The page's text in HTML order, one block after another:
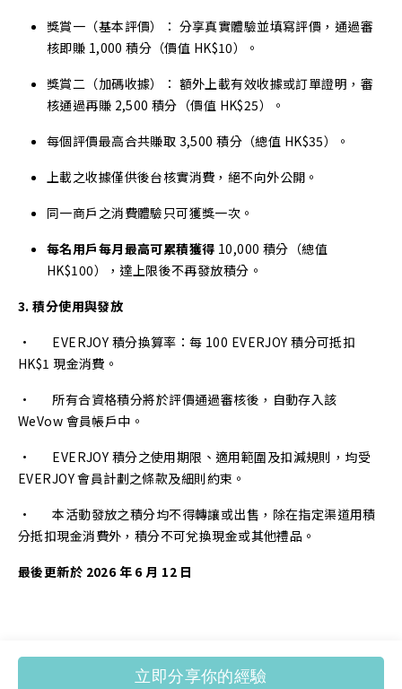
獎賞一（基本評價）： 分享真實體驗並填寫評價，通過審
核即賺 1,000 積分（價值 HK$10）。
獎賞二（加碼收據）： 額外上載有效收據或訂單證明，審
核通過再賺 2,500 積分（價值 HK$25）。
每個評價最高合共賺取 3,500 積分（總值 HK$35）。
上載之收據僅供後台核實消費，絕不向外公開。
同一商戶之消費體驗只可獲獎一次。
每名用戶每月最高可累積獲得 10,000 積分（總值
HK$100），達上限後不再發放積分。
3. 積分使用與發放
· EVERJOY 積分換算率：每 100 EVERJOY 積分可抵扣
HK$1 現金消費。
· 所有合資格積分將於評價通過審核後，自動存入該
WeVow 會員帳戶中。
· EVERJOY 積分之使用期限、適用範圍及扣減規則，均受
EVERJOY 會員計劃之條款及細則約束。
· 本活動發放之積分均不得轉讓或出售，除在指定渠道用積
分抵扣現金消費外，積分不可兌換現金或其他禮品。
最後更新於 2026 年 6 月 12 日
立即分享你的經驗